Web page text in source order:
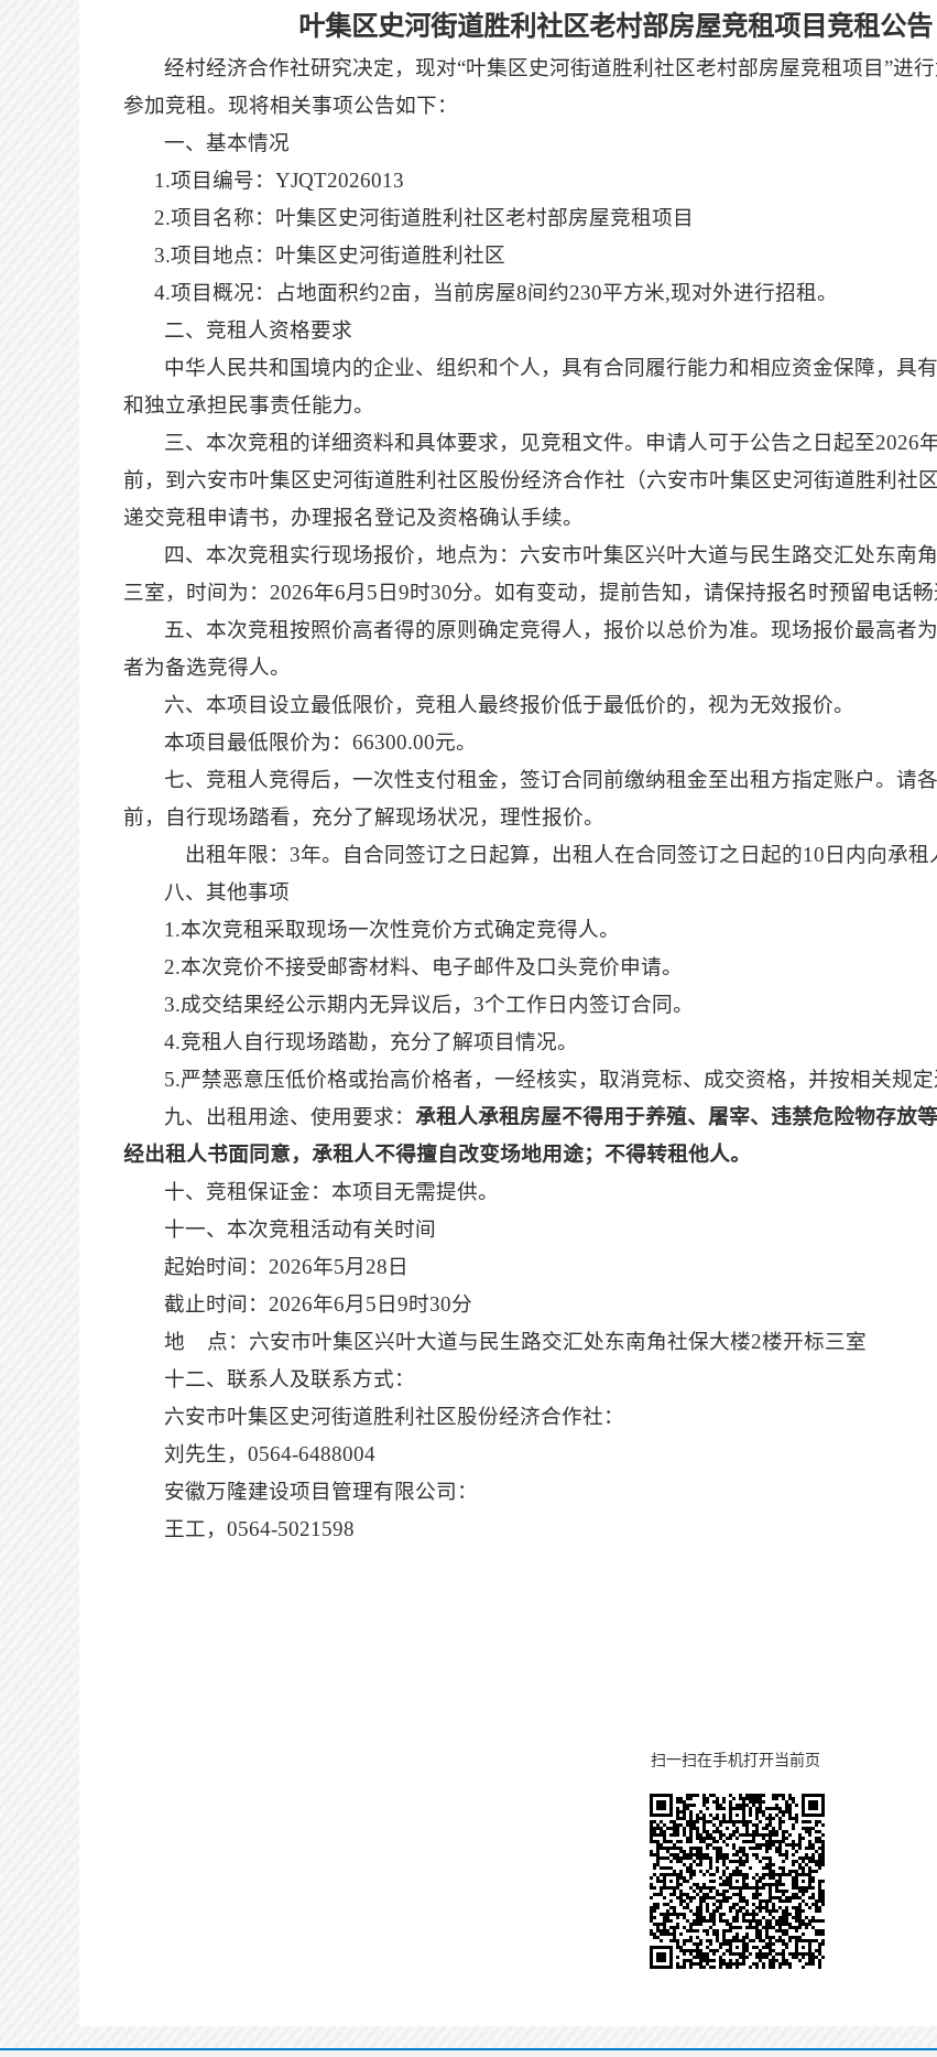
叶集区史河街道胜利社区老村部房屋竞租项目竞租公告
经村经济合作社研究决定，现对“叶集区史河街道胜利社区老村部房屋竞租项目”进
参加竞租。现将相关事项公告如下：
一、基本情况
1.项目编号： YJQT2026013
2.项目名称：叶集区史河街道胜利社区老村部房屋竞租项目
3.项目地点：叶集区史河街道胜利社区
4.项目概况：占地面积约2亩，当前房屋8间约230平方米,现对外进行招租。
二、竞租人资格要求
中华人民共和国境内的企业、组织和个人，具有合同履行能力和相应资金保障，具
和独立承担民事责任能力。
三、本次竞租的详细资料和具体要求，见竞租文件。申请人可于公告之日起至2026
前，到六安市叶集区史河街道胜利社区股份经济合作社（六安市叶集区史河街道胜利社
递交竞租申请书，办理报名登记及资格确认手续。
四、本次竞租实行现场报价，地点为： 六安市叶集区兴叶大道与民生路交汇处东南
三室，时间为： 2026年6月5日9时30分。 如有变动，提前告知，请保持报名时预留电话畅
五、本次竞租按照价高者得的原则确定竞得人，报价以总价为准。 现场报价最高者
者为备选竞得人。
六、本项目设立最低限价，竞租人最终报价低于最低价的，视为无效报价。
本项目最低限价为：66300.00元。
七、 竞租人竞得后，一次性支付租金，签订合同前缴纳租金至出租方指定账户。请
前，自行现场踏看，充分了解现场状况，理性报价。
出租年限： 3年。自合同签订之日起算，出租人在合同签订之日起的10日内向承租
八、其他事项
1.本次竞租采取现场一次性竞价方式确定竞得人。
2.本次竞价不接受邮寄材料、电子邮件及口头竞价申请。
3.成交结果经公示期内无异议后，3个工作日内签订合同。
4.竞租人自行现场踏勘，充分了解项目情况。
5.严禁恶意压低价格或抬高价格者，一经核实，取消竞标、成交资格，并按相关规定
九、出租用途、使用要求：承租人承租房屋不得用于养殖、屠宰、违禁危险物存放
经出租人书面同意，承租人不得擅自改变场地用途；不得转租他人。
十、竞租保证金：本项目无需提供。
十一、本次竞租活动有关时间
起始时间： 2026年5月28日
截止时间： 2026年6月5日9时30分
地
点： 六安市叶集区兴叶大道与民生路交汇处东南角社保大楼2楼开标三室
十二、联系人及联系方式：
六安市叶集区史河街道胜利社区股份经济合作社：
刘先生，0564-6488004
安徽万隆建设项目管理有限公司：
王工，0564-5021598
扫一扫在手机打开当前页